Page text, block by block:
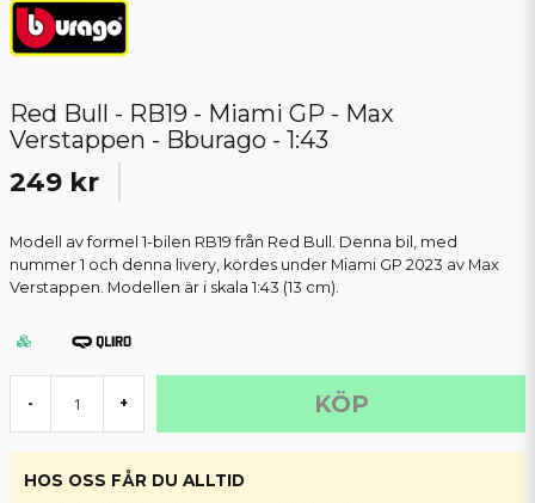
Red Bull - RB19 - Miami GP - Max
Verstappen - Bburago - 1:43
249 kr
Modell av formel 1-bilen RB19 från Red Bull. Denna bil, med
nummer 1 och denna livery, kördes under Miami GP 2023 av Max
Verstappen. Modellen är i skala 1:43 (13 cm).
- + KÖP
HOS OSS FÅR DU ALLTID